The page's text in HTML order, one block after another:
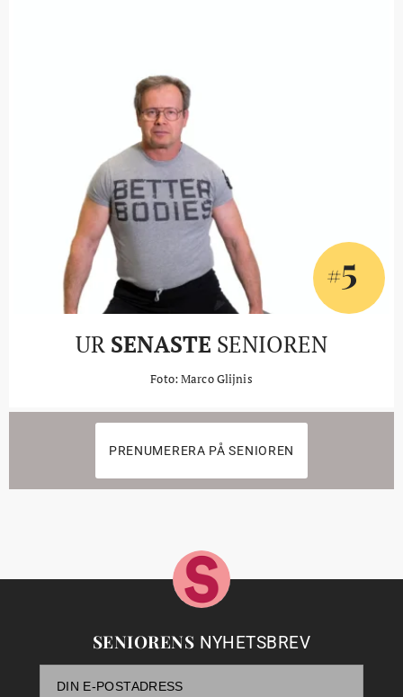
#5
UR SENASTE SENIOREN
Foto: Marco Glijnis
PRENUMERERA PÅ SENIOREN
SENIORENS NYHETSBREV